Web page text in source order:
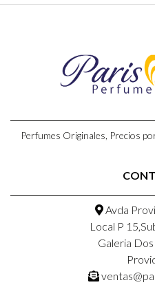
Perfumes Originales, Precios
Avda
Local P
Galeria